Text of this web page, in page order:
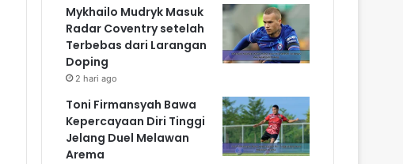
Mykhailo Mudryk Masuk
Radar Coventry setelah
Terbebas dari Larangan
Doping
2 hari ago
Toni Firmansyah Bawa
Kepercayaan Diri Tinggi
Jelang Duel Melawan
Arema